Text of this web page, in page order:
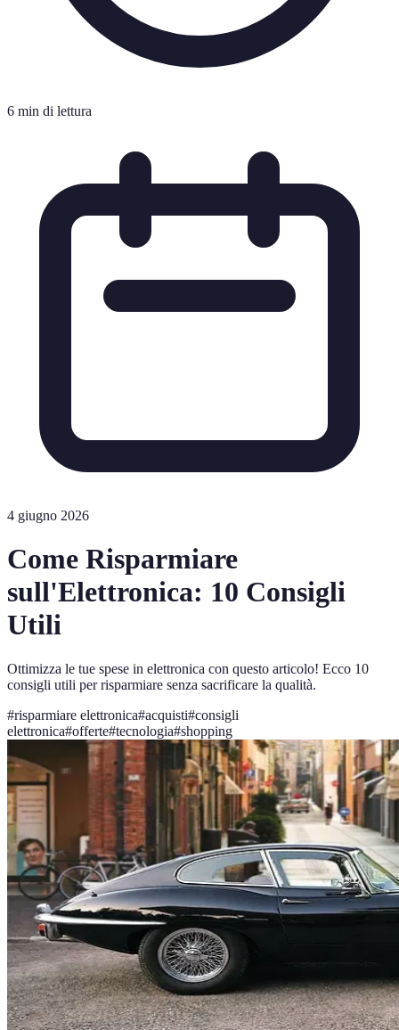
6 min di lettura
4 giugno 2026
Come Risparmiare
sull'Elettronica: 10 Consigli
Utili
Ottimizza le tue spese in elettronica con questo articolo! Ecco 10
consigli utili per risparmiare senza sacrificare la qualità.
#risparmiare elettronica#acquisti#consigli
elettronica#offerte#tecnologia#shopping